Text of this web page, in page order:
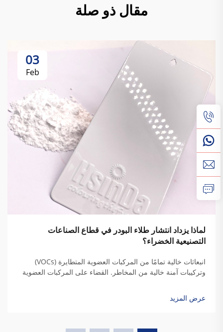
مقال ذو صلة
03
Feb
لماذا يزداد انتشار طلاء البودر في قطاع الصناعات
التصنيعية الخضراء؟
انبعاثات خالية تمامًا من المركبات العضوية المتطايرة (VOCs)
وتركيبات آمنة خالية من المخاطر. القضاء على المركبات العضوية
من تلك المذيبات الضارة الموجودة في الطلاءات السائلة التقليدية،
لأنه يستخدم راتنجات حرارية خاصة...
عرض المزيد